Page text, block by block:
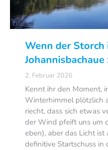
Wenn der Storch
2. Februar 2026
Kennt ihr den Moment,
Winterhimmel plötzlich
riecht, dass sich etwas
der Wind pfeift uns um
eben), aber das Licht ist
definitive Startschuss in